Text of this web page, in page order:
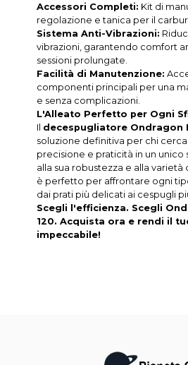
Accessori Completi: Kit di
regolazione e tanica per il
Sistema Anti-Vibrazioni:
vibrazioni, garantendo comfort
sessioni prolungate.
Facilità di Manutenzione:
componenti principali per una
e senza complicazioni.
L'Alleato Perfetto per Ogni
Il decespugliatore Ondragon
soluzione definitiva per chi cerca
precisione e praticità in un unico
alla sua robustezza e alla varietà
è perfetto per affrontare ogni
dai prati più delicati ai cespugli
Scegli l'efficienza. Scegli
120. Acquista ora e rendi il
impeccabile!